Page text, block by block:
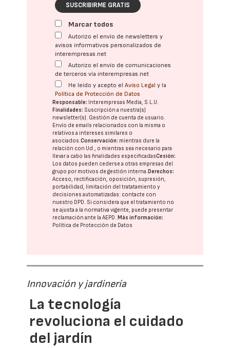
SUSCRIBIRME GRATIS
Marcar todos
Autorizo el envío de newsletters y
avisos informativos personalizados de
interempresas.net
Autorizo el envío de comunicaciones
de terceros vía interempresas.net
He leído y acepto elAviso Legal y la
Política de Protección de Datos
Responsable: Interempresas Media, S.L.U.
Finalidades: Suscripción a nuestra(s)
newsletter(s). Gestión de cuenta de usuario.
Envío de emails relacionados con la misma o
relativos a intereses similares o
asociados.Conservación: mientras dure la
relación con Ud., o mientras sea necesario para
llevar a cabo las finalidades especificadasCesión:
Los datos pueden cederse a otras empresas del
grupo por motivos de gestión interna.Derechos:
Acceso, rectificación, oposición, supresión,
portabilidad, limitación del tratatamiento y
decisiones automatizadas: contacte con
nuestro DPD. Si considera que el tratamiento no
se ajusta a la normativa vigente, puede presentar
reclamación ante laAEPD.Más información:
Política de Protección de Datos
Innovación y jardinería
La tecnología
revoluciona el cuidado
del jardín